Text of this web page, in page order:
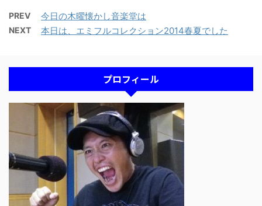
PREV 今日の木曜懐かし音楽堂は
NEXT 本日は、エミフルコレクション2014春夏でした
プロフィール